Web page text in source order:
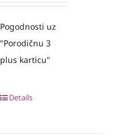
Pogodnosti uz
"Porodičnu 3
plus karticu"
Details